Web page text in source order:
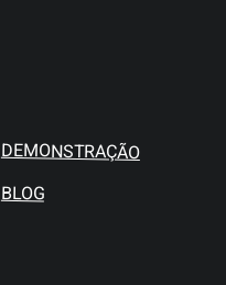
DEMONSTRAÇÃO
BLOG